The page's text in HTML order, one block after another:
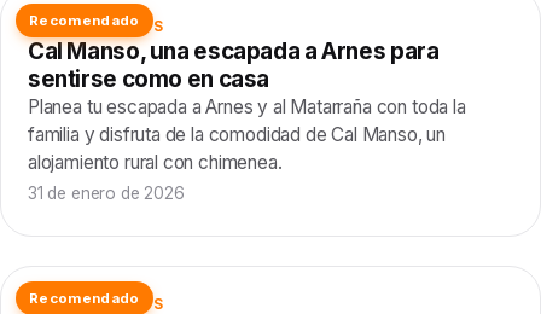
Recomendado
ALOJAMIENTOS
Cal Manso, una escapada a Arnes para
sentirse como en casa
Planea tu escapada a Arnes y al Matarraña con toda la
familia y disfruta de la comodidad de Cal Manso, un
alojamiento rural con chimenea.
31 de enero de 2026
Recomendado
ALOJAMIENTOS